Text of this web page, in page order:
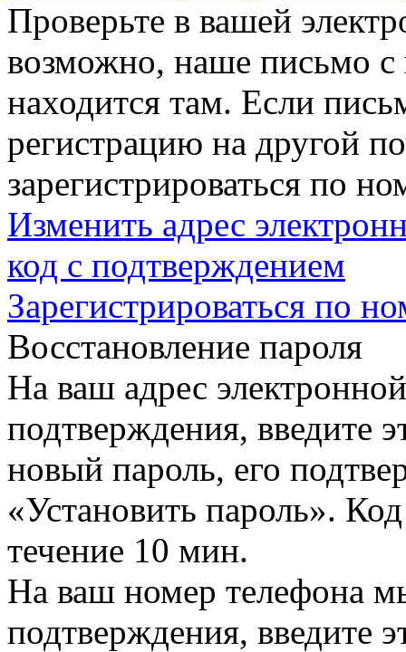
Проверьте в вашей
возможно, наше письмо с
находится там. Если
регистрацию на другой
зарегистрироваться по
Изменить адрес
код с подтверждением
Зарегистрироваться по
Восстановление пароля
На ваш адрес
подтверждения, введите
новый пароль, его
«Установить пароль».
течение 10 мин.
На ваш номер телефона
подтверждения, введите